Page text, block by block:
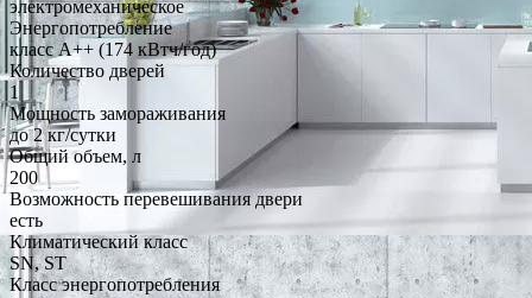
электромеханическое
Энергопотребление
класс A++ (174 кВтч/год)
Количество дверей
1
Мощность замораживания
до 2 кг/cутки
Общий объем, л
200
Возможность перевешивания двери
есть
Климатический класс
SN, ST
Класс энергопотребления